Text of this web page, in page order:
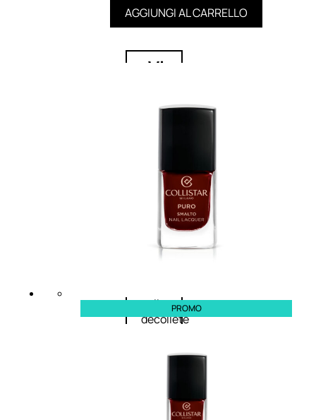
Viso
viso giorno
Trattamento
viso 24 ore
Trattamento
viso antietà
Trattamento
viso
collo e
décolleté
viso BB e CC
occhi
Detergenti
trattanti
Scrub
Maschere
Sieri
Cofanetti
AGGIUNGI AL CARRELLO
PROMO